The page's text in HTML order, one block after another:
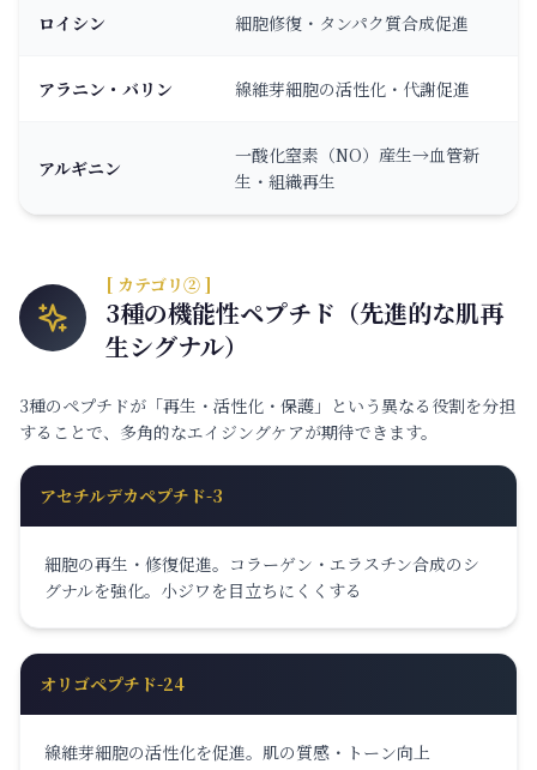
ロイシン 細胞修復・タンパク質合成促進
アラニン・バリン 線維芽細胞の活性化・代謝促進
アルギニン
一酸化窒素（NO）産生→血管新
生・組織再生
[ カテゴリ② ]
3種の機能性ペプチド（先進的な肌再
生シグナル）
3種のペプチドが「再生・活性化・保護」という異なる役割を分担
することで、多角的なエイジングケアが期待できます。
アセチルデカペプチド-3
細胞の再生・修復促進。コラーゲン・エラスチン合成のシ
グナルを強化。小ジワを目立ちにくくする
オリゴペプチド-24
線維芽細胞の活性化を促進。肌の質感・トーン向上